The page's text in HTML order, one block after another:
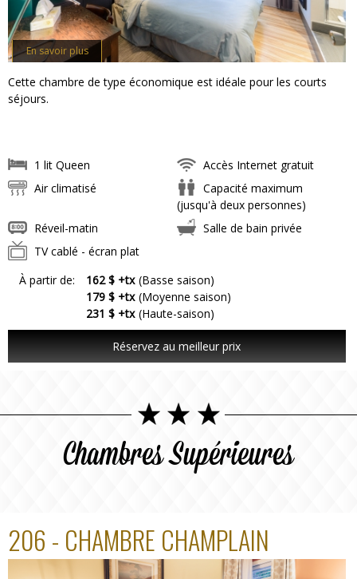
En savoir plus
Cette chambre de type économique est idéale pour les courts
séjours.
1 lit Queen
Accès Internet gratuit
Air climatisé
Capacité maximum
(jusqu'à deux personnes)
Réveil-matin
Salle de bain privée
TV cablé - écran plat
À partir de:
162 $ +tx (Basse saison)
179 $ +tx (Moyenne saison)
231 $ +tx (Haute-saison)
Réservez au meilleur prix
Chambres Supérieures
206 - CHAMBRE CHAMPLAIN